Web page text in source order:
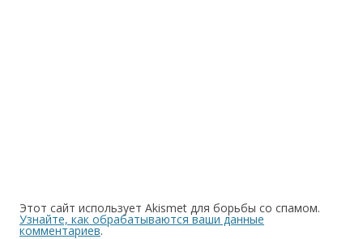
Этот сайт использует Akismet для борьбы со спамом.
Узнайте, как обрабатываются ваши данные
комментариев.